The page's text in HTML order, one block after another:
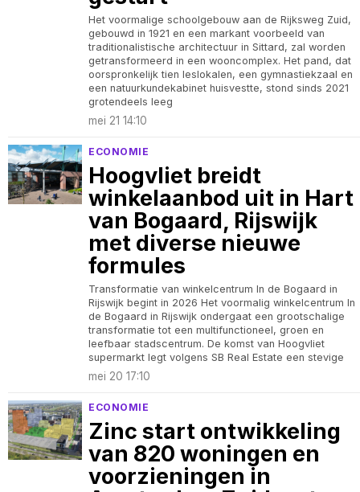
Het voormalige schoolgebouw aan de Rijksweg Zuid,
gebouwd in 1921 en een markant voorbeeld van
traditionalistische architectuur in Sittard, zal worden
getransformeerd in een wooncomplex. Het pand, dat
oorspronkelijk tien leslokalen, een gymnastiekzaal en
een natuurkundekabinet huisvestte, stond sinds 2021
grotendeels leeg
mei 21 14:10
ECONOMIE
Hoogvliet breidt
winkelaanbod uit in Hart
van Bogaard, Rijswijk
met diverse nieuwe
formules
Transformatie van winkelcentrum In de Bogaard in
Rijswijk begint in 2026 Het voormalig winkelcentrum In
de Bogaard in Rijswijk ondergaat een grootschalige
transformatie tot een multifunctioneel, groen en
leefbaar stadscentrum. De komst van Hoogvliet
supermarkt legt volgens SB Real Estate een stevige
mei 20 17:10
ECONOMIE
Zinc start ontwikkeling
van 820 woningen en
voorzieningen in